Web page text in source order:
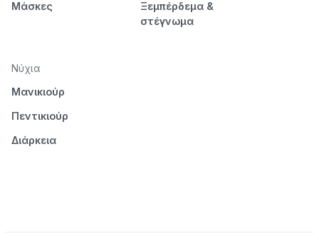
Μάσκες
Ξεμπέρδεμα &
στέγνωμα
Νύχια
Μανικιούρ
Πεντικιούρ
Διάρκεια